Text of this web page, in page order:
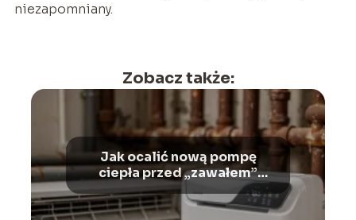
niezapomniany.
Zobacz także:
Jak ocalić nową pompę
ciepła przed „zawałem”
spowodowanym brudem ze
starych rur?